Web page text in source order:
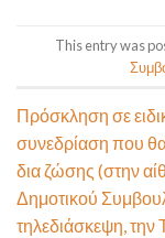
This entry was
Πρόσκληση σε
συνεδρίαση που θα
δια ζώσης (στην
Δημοτικού
τηλεδιάσκεψη, την